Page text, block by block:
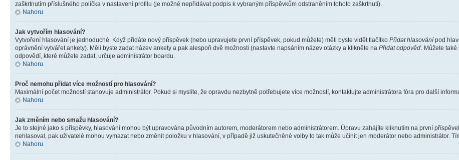
zaškrtnutím příslušného políčka v nastavení profilu (je možné nepřidávat podpis k vybraným příspěvkům odstraněním tohoto zaškrtnutí).
Nahoru
Jak vytvořím hlasování?
Vytvoření hlasování je jednoduché. Když přidáte nový příspěvek (nebo upravujete první příspěvek, pokud můžete) měli byste vidět tlačítko Přidat hlasování pod
oprávnění vytvářet ankety). Měli byste zadat název ankety a pak alespoň dvě možnosti (nastavte napsáním název otázky a klikněte na Přidat odpověď. Můžete
odpovědí, které můžete zadat, určuje administrátor boardu.
Nahoru
Proč nemohu přidat více možností pro hlasování?
Maximální počet možností stanovuje administrátor. Pokud si myslíte, že opravdu nezbytně potřebujete více možností, kontaktujte administrátora fóra pro další
Nahoru
Jak změním nebo smažu hlasování?
Je to stejné jako s příspěvky, hlasování mohou být upravována původním autorem, moderátorem nebo administrátorem. Úpravu zahájíte kliknutím na první
nehlasoval, pak uživatelé mohou vymazat nebo změnit položku v hlasování, v případě již uskutečněné volby to tak může učinit jen moderátor nebo administrátor.
Nahoru